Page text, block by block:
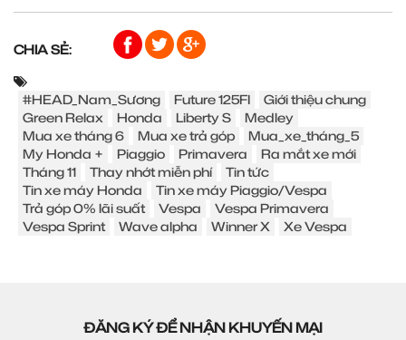
CHIA SẺ:
#HEAD_Nam_Sương Future 125FI
Giới thiệu chung
Green Relax
Honda Liberty S
Medley
Mua xe tháng 6
Mua xe trả góp
Mua_xe_tháng_5
My Honda +
Piaggio Primavera
Ra mắt xe mới
Tháng 11
Thay nhớt miễn phí
Tin tức
Tin xe máy Honda
Tin xe máy Piaggio/Vespa
Trả góp 0% lãi suất
Vespa
Vespa Primavera
Vespa Sprint
Wave alpha Winner X Xe Vespa
ĐĂNG KÝ ĐỂ NHẬN KHUYẾN MẠI